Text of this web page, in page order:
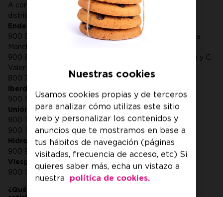
A continuación, te dejamos los números de las cinco
distribuidoras más grandes:
Endesa Distribución:
900 850 840 (Andalucía, Extremadura, Murcia, Castilla la
Mancha)
900 848 900 (Aragón, Castilla y León, Navarra, La Rioja y C.
Valenciana)
800 760 706 (Cataluña)
Iberdrola Distribución:
900 171 171
Unión Fenosa Distribución:
900 111 999
900 111 444
Hidrocantábrico Distribución:
900 907 001
Viesgo Distribución:
900 118 866
¿Qué hacer si la respuesta de la distribuidora no es
Nuestras cookies
Usamos cookies propias y de terceros
para analizar cómo utilizas este sitio
web y personalizar los contenidos y
anuncios que te mostramos en base a
tus hábitos de navegación (páginas
visitadas, frecuencia de acceso, etc) Si
quieres saber más, echa un vistazo a
nuestra
política de cookies.